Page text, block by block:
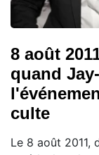
8 août
quand
culte
Le 8 août 2011,